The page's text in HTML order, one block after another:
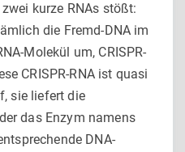
kurze RNAs stößt:
die Fremd-DNA im
Molekül um, CRISPR-
CRISPR-RNA ist quasi
sie liefert die
das Enzym namens
DNA-